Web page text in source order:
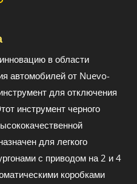
в области
автомобилей от Nuevo-
для отключения
инструмент черного
для легкого
с приводом на 2 и 4
коробками